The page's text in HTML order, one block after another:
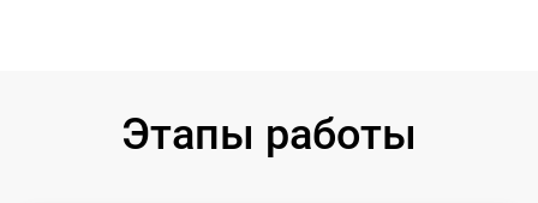
Этапы работы